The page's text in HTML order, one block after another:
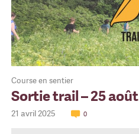
Course en sentier
Sortie trail – 25 août
21 avril 2025 0